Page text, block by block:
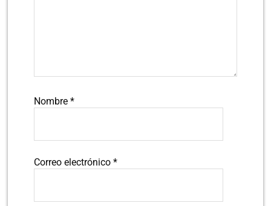
Nombre*
Correo electrónico*